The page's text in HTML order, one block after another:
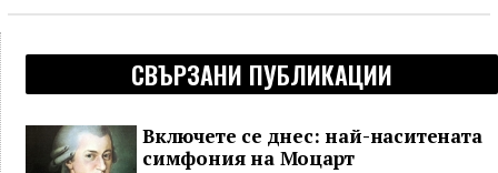
СВЪРЗАНИ ПУБЛИКАЦИИ
Включете се днес: най-наситената
симфония на Моцарт